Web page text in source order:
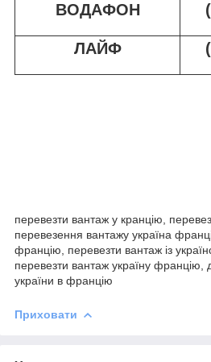
ВОДАФОН
ЛАЙФ
перевезти вантаж у кранцію,
перевезення вантажу україна
францію, перевезти вантаж із
перевезти вантаж україну францію,
україни в францію
Приховати